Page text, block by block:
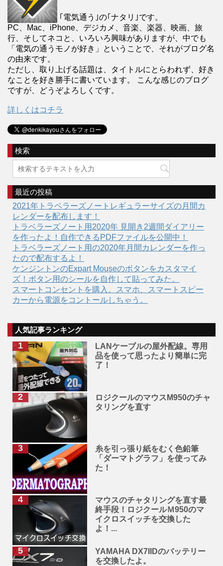
｢電気通う｣の｢ナタリ｣です。
PC、Mac、iPhone、デジカメ、音楽、楽器、映画、旅
行、そしてネコと、いろいろ興味がありますが、中でも
「電気の通うモノが好き」ということで、それがブログ名
の由来です。
ただし、取り上げる話題は、タイトルにとらわれず、好き
なことを好き勝手に書いています。 こんな感じのブログ
ですが、どうぞよろしくです。
詳しくはコチラ
検索
最近の投稿
2021年トラベラーズノートレギュラーサイズの月間カ
レンダーを配布します！
トラベラーズノート用2020年 見開き2週間ダイアリー
を作ったよ！自作できるPDFファイルを公開中！
トラベラーズノート用の2020年月間カレンダーを作っ
たので配布するよ！
ケンジントンのExpart Mouseのボタンをカスタマイ
ズ！ボタン用のシールを自作して貼ってみた。
スマートコンセントを購入。スマホ、スマートスピー
カーから電源をコントールしちゃう。
人気記事ランキング
LANケーブルの屋外配線。専用
品を使って思ったより簡単に完
了！
ロジクールのマウスM950のチャ
タリングを直す
糸を引っ張り紙をむく色鉛筆
「ダーマトグラフ」を使ってみ
た！
マウスのチャタリングを直す最
終手段！ロジクールＭ950のマ
イクロスイッチを交換した
よ！...
YAMAHA DX7IIDのバッテリー
を交換したよ。